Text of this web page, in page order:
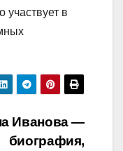
участвует в
Иванова —
биография,